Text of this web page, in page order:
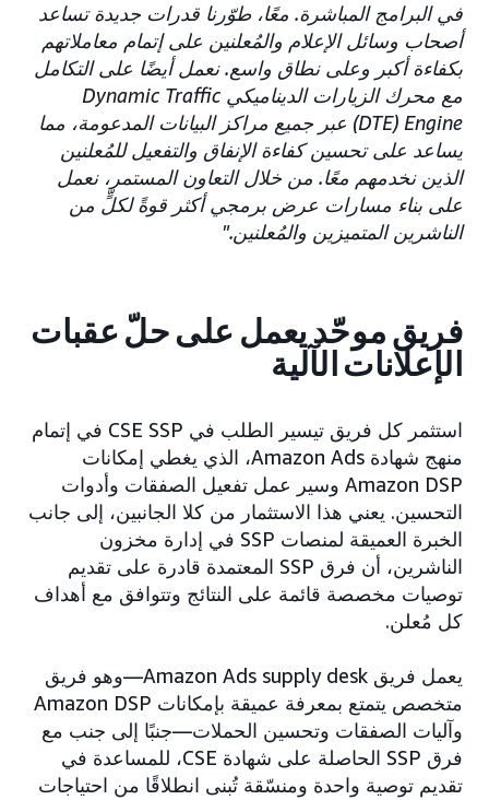
في البرامج المباشرة. معًا، طوّرنا قدرات جديدة تساعد
أصحاب وسائل الإعلام والمُعلنين على إتمام معاملاتهم
بكفاءة أكبر وعلى نطاق واسع. نعمل أيضًا على التكامل
مع محرك الزيارات الديناميكي Dynamic Traffic
Engine ‏(DTE) عبر جميع مراكز البيانات المدعومة، مما
يساعد على تحسين كفاءة الإنفاق والتفعيل للمُعلنين
الذين نخدمهم معًا. من خلال التعاون المستمر، نعمل
على بناء مسارات عرض برمجي أكثر قوةً لكلٍّ من
الناشرين المتميزين والمُعلنين."
فريق موحّد يعمل على حلّ عقبات
الإعلانات الآلية
استثمر كل فريق تيسير الطلب في CSE SSP في إتمام
منهج شهادة Amazon Ads، الذي يغطي إمكانات
Amazon DSP وسير عمل تفعيل الصفقات وأدوات
التحسين. يعني هذا الاستثمار من كلا الجانبين، إلى جانب
الخبرة العميقة لمنصات SSP في إدارة مخزون
الناشرين، أن فرق SSP المعتمدة قادرة على تقديم
توصيات مخصصة قائمة على النتائج وتتوافق مع أهداف
كل مُعلن.
يعمل فريق Amazon Ads supply desk—وهو فريق
متخصص يتمتع بمعرفة عميقة بإمكانات Amazon DSP
وآليات الصفقات وتحسين الحملات—جنبًا إلى جنب مع
فرق SSP الحاصلة على شهادة CSE، للمساعدة في
تقديم توصية واحدة ومنسّقة تُبنى انطلاقًا من احتياجات